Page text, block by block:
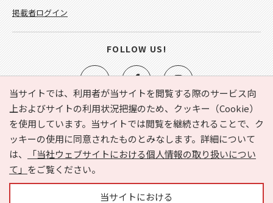
当サイトでは、利用者が当サイトを閲覧する際のサービス向
上およびサイトの利用状況把握のため、クッキー（Cookie）
を使用しています。当サイトでは閲覧を継続されることで、ク
ッキーの使用に同意されたものとみなします。詳細について
は、
「当社ウェブサイトにおける個人情報の取り扱いについ
て」 をご覧ください。
当サイトにおける
e-NAVITA（イーナビタ）とは？ お気に入り
ヘルプ
利用規約
個人情報の取り扱いについて
運営会社
サイトマップ
広告掲載に関するお問い合わせ
掲載者ログイン
FOLLOW US!